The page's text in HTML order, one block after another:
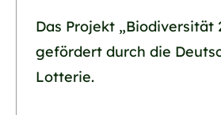
Das Projekt „Biodiversität
gefördert durch die
Lotterie.